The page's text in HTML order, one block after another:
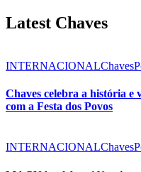
Latest Chaves
INTERNACIONALChaves
Chaves celebra a história e
com a Festa dos Povos
INTERNACIONALChaves